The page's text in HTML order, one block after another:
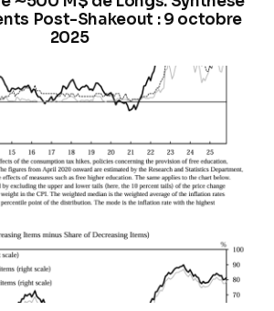
Post-Shakeout : 9 octobre
2025